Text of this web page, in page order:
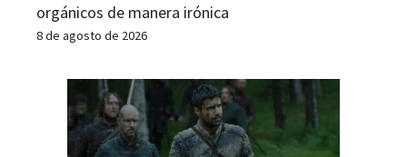
orgánicos de manera irónica
8 de agosto de 2026